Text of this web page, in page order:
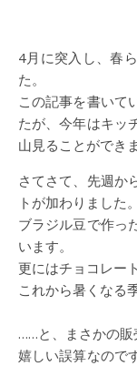
4月に突入し、春らしさは一層強まり、桜も満開になりまし
た。
この記事を書いて
たが、今年はキッ
山見ることができ
さてさて、先週か
トが加わりました。
ブラジル豆で作っ
います。
更にはチョコレー
これから暑くなる
……と、まさかの販
嬉しい誤算なので